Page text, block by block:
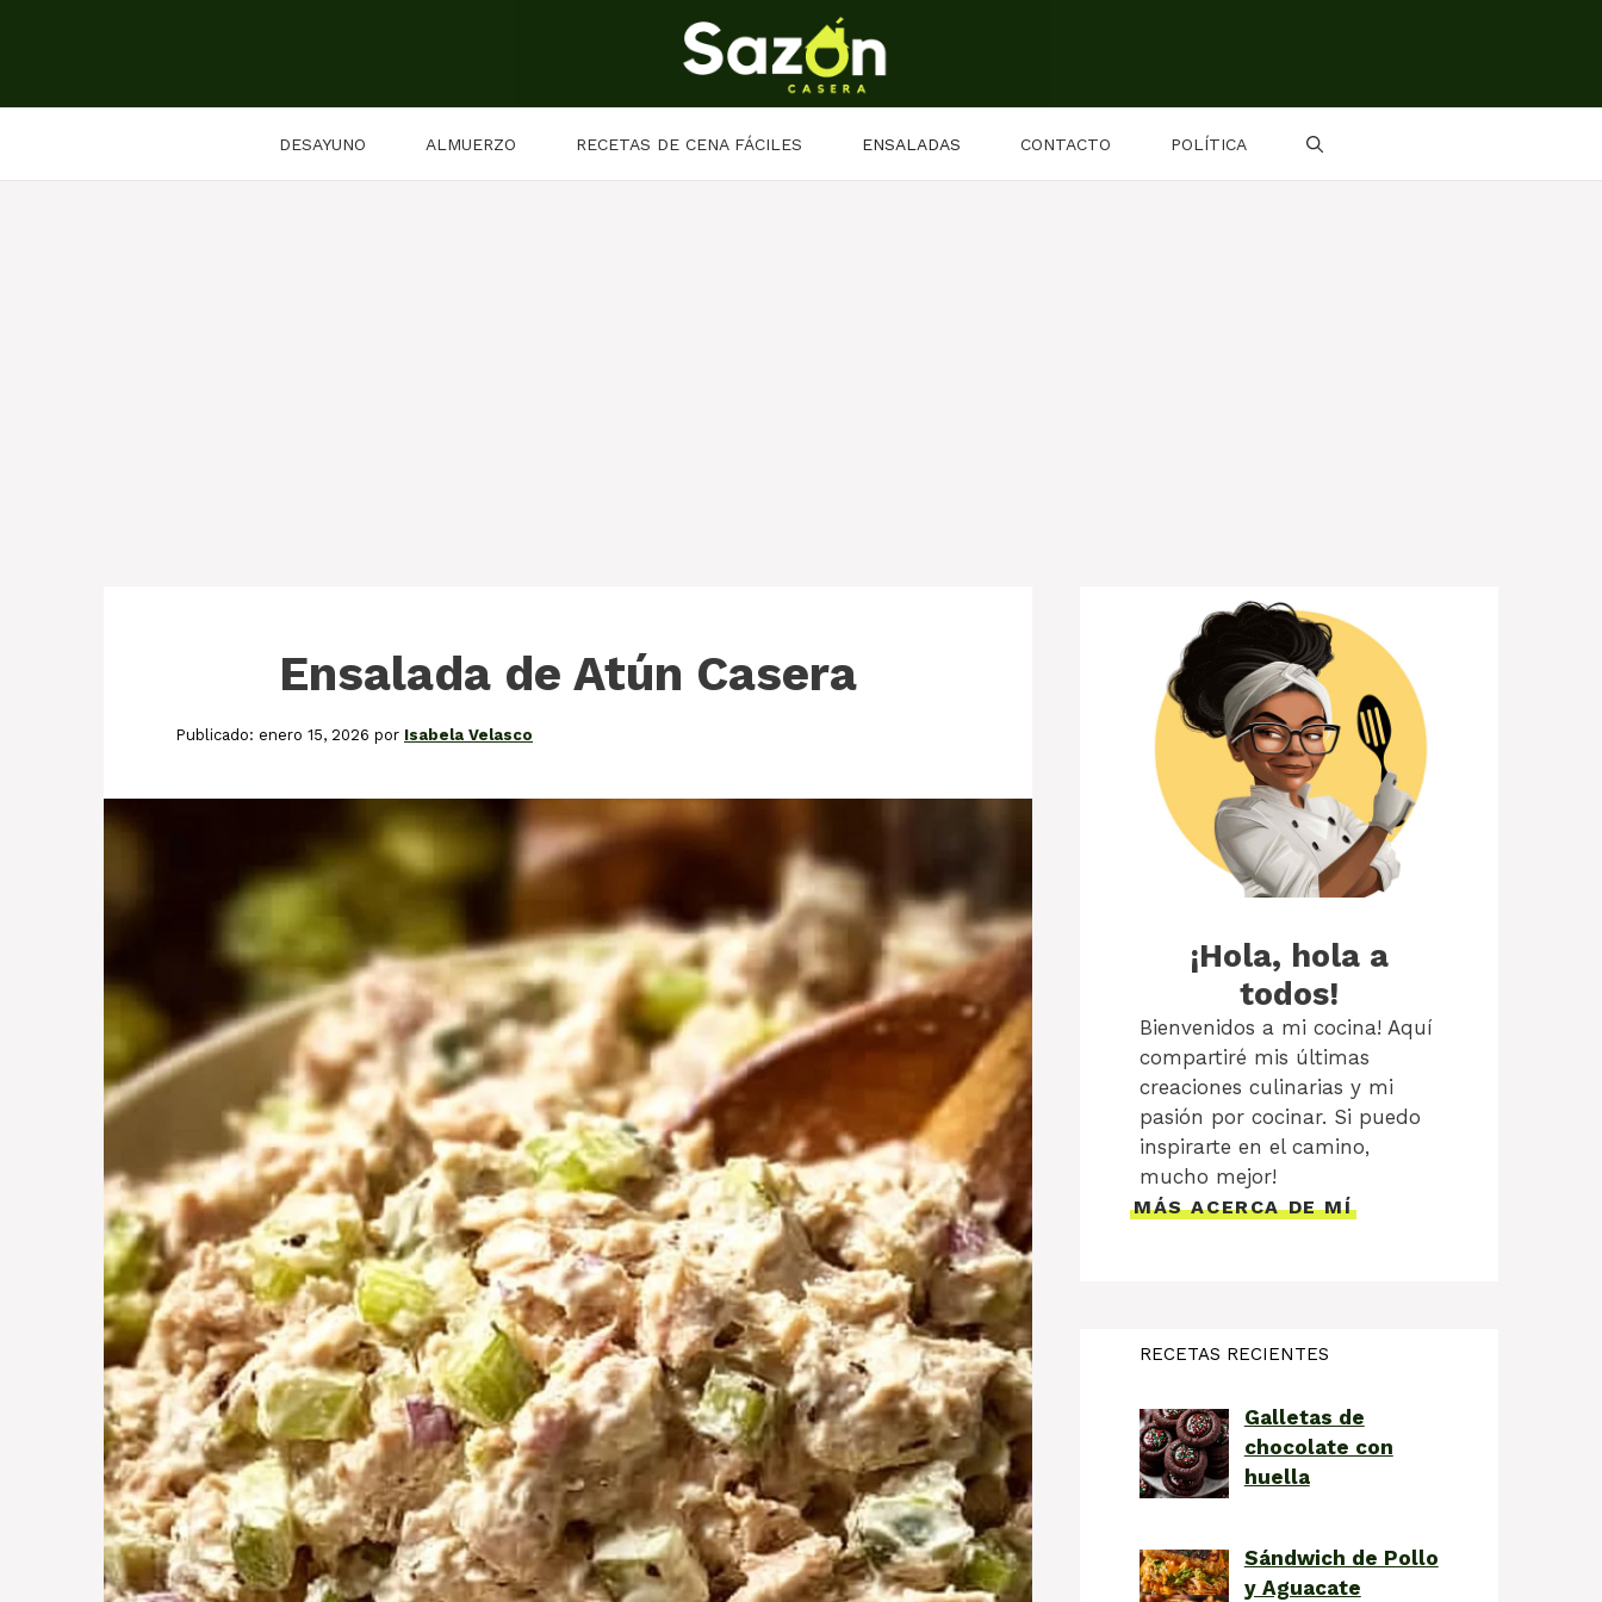
DESAYUNO ALMUERZO RECETAS DE CENA FÁCILES ENSALADAS CONTACTO POLÍTICA
Ensalada de Atún Casera
enero 15, 2026 por Isabela Velasco
¡Hola, hola a
todos!
Bienvenidos a mi cocina! Aquí
compartiré mis últimas
creaciones culinarias y mi
pasión por cocinar. Si puedo
inspirarte en el camino,
mucho mejor!
MÁS ACERCA DE MÍ
RECETAS RECIENTES
Galletas de
chocolate con
huella
Sándwich de Pollo
y Aguacate